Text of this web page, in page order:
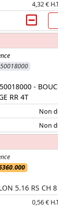
4,32 €
-
RR 4T
Non
Non
5.16 RS CH
0,56 €